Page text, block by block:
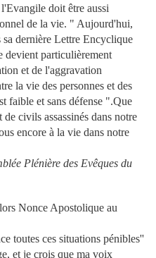
doit être aussi
de la vie. " Aujourd'hui,
dernière Lettre Encyclique
devient particulièrement
et de l'aggravation
la vie des personnes et des
faible et sans défense ".Que
civils assassinés dans notre
encore à la vie dans notre
Plénière des Evêques du
Nonce Apostolique au
toutes ces situations pénibles''
et je crois que ma voix